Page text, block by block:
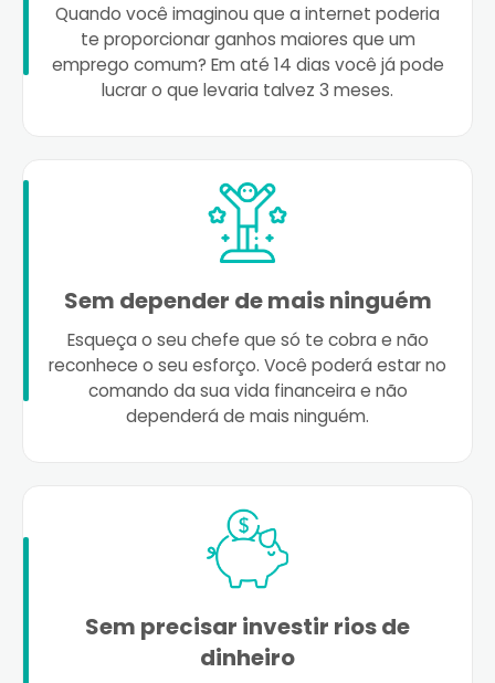
Quando você imaginou que a internet poderia
te proporcionar ganhos maiores que um
emprego comum? Em até 14 dias você já pode
lucrar o que levaria talvez 3 meses.
Sem depender de mais ninguém
Esqueça o seu chefe que só te cobra e não
reconhece o seu esforço. Você poderá estar no
comando da sua vida financeira e não
dependerá de mais ninguém.
Sem precisar investir rios de
dinheiro